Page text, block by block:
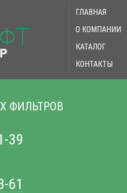
ФИЛЬТРОВ
39
61
ГЛАВНАЯ
О КОМПАНИИ
КАТАЛОГ
КОНТАКТЫ